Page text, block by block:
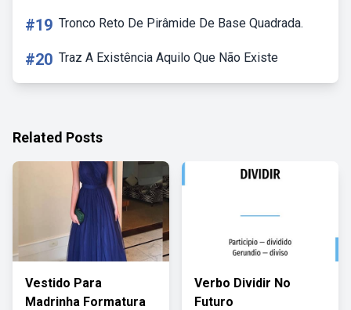
#19 Tronco Reto De Pirâmide De Base Quadrada.
#20 Traz A Existência Aquilo Que Não Existe
Related Posts
Vestido Para
Madrinha Formatura
Verbo Dividir No
Futuro